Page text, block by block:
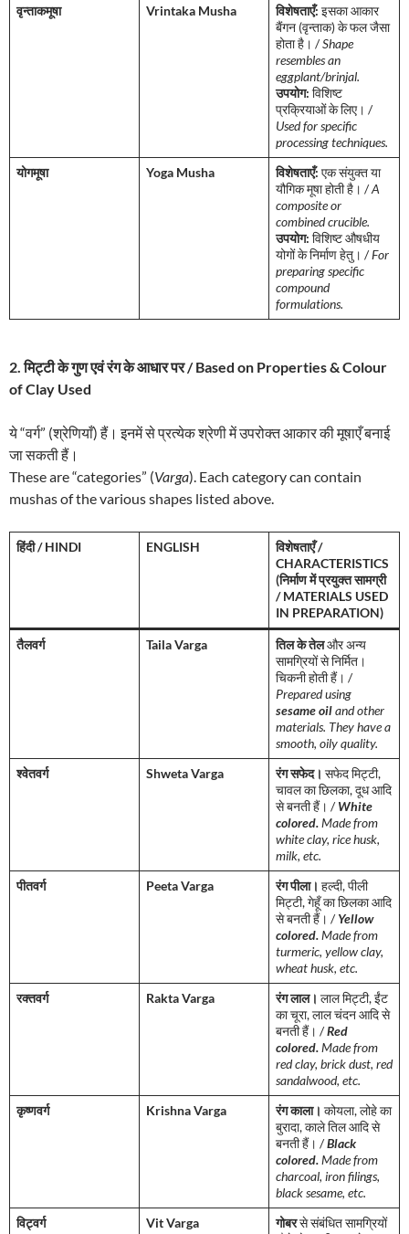
वृन्ताकमूषा
Vrintaka Musha विशेषताएँ: इसका आकार
बैंगन (वृन्ताक) के फल जैसा
होता है। /Shape
resembles an
eggplant/brinjal.
उपयोग: विशिष्ट
प्रक्रियाओं के लिए। /
Used for specific
processing techniques.
योगमूषा
Yoga Musha विशेषताएँ: एक संयुक्त या
यौगिक मूषा होती है। /A
composite or
combined crucible.
उपयोग: विशिष्ट औषधीय
योगों के निर्माण हेतु। /For
preparing specific
compound
formulations.
2. मिट्टी के गुण एवं रंग के आधार पर / Based on Properties & Colour
of Clay Used
ये “वर्ग” (श्रेणियाँ) हैं। इनमें से प्रत्येक श्रेणी में उपरोक्त आकार की मूषाएँ बनाई
जा सकती हैं।
These are “categories” (Varga). Each category can contain
mushas of the various shapes listed above.
हिंदी / HINDI ENGLISH
विशेषताएँ /
CHARACTERISTICS
(निर्माण में प्रयुक्त सामग्री
/ MATERIALS USED
IN PREPARATION)
तैलवर्ग Taila Varga तिल के तेलऔर अन्य
सामग्रियों से निर्मित।
चिकनी होती हैं। /
Prepared using
sesame oiland other
materials. They have a
smooth, oily quality.
श्वेतवर्ग
Shweta Varga रंग सफेद। सफेद मिट्टी,
चावल का छिलका, दूध आदि
से बनती हैं। /White
colored.Made from
white clay, rice husk,
milk, etc.
पीतवर्ग
Peeta Varga रंग पीला। हल्दी, पीली
मिट्टी, गेहूँ का छिलका आदि
से बनती हैं। /Yellow
colored.Made from
turmeric, yellow clay,
wheat husk, etc.
रक्तवर्ग
Rakta Varga रंग लाल। लाल मिट्टी, ईंट
का चूरा, लाल चंदन आदि से
बनती हैं। /Red
colored.Made from
red clay, brick dust, red
sandalwood, etc.
कृष्णवर्ग
Krishna Varga रंग काला। कोयला, लोहे का
बुरादा, काले तिल आदि से
बनती हैं। /Black
colored.Made from
charcoal, iron filings,
black sesame, etc.
विट्वर्ग
Vit Varga गोबरसे संबंधित सामग्रियों